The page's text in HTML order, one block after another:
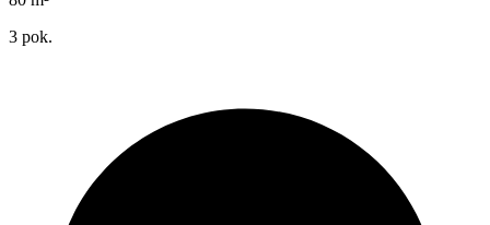
3 pok.